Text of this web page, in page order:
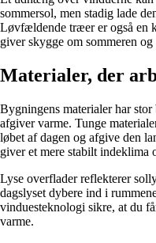
sommersol, men stadig lade
Løvfældende træer er også en
giver skygge om sommeren
Materialer, der
Bygningens materialer har
afgiver varme. Tunge
løbet af dagen og afgive den
giver et mere stabilt indeklima
Lyse overflader reflekterer
dagslyset dybere ind i
vinduesteknologi sikre, at du
varme.